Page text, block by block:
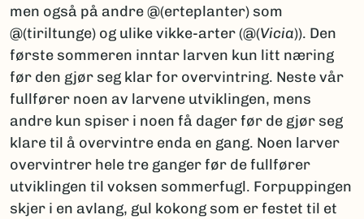
men også på andre @(erteplanter) som
@(tiriltunge) og ulike vikke-arter (@(Vicia)). Den
første sommeren inntar larven kun litt næring
før den gjør seg klar for overvintring. Neste vår
fullfører noen av larvene utviklingen, mens
andre kun spiser i noen få dager før de gjør seg
klare til å overvintre enda en gang. Noen larver
overvintrer hele tre ganger før de fullfører
utviklingen til voksen sommerfugl. Forpuppingen
skjer i en avlang, gul kokong som er festet til et